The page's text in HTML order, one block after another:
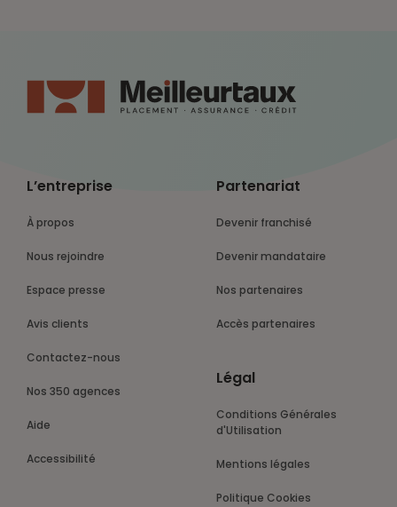
L’entreprise
À propos
Nous rejoindre
Espace presse
Avis clients
Contactez-nous
Nos 350 agences
Aide
Accessibilité
Partenariat
Devenir franchisé
Devenir mandataire
Nos partenaires
Accès partenaires
Légal
Conditions Générales
d'Utilisation
Mentions légales
Politique Cookies